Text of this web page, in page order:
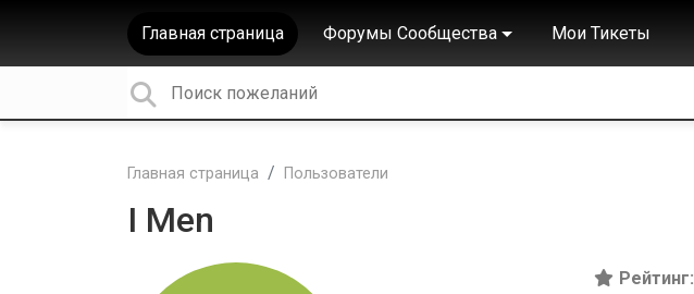
Главная страница Форумы Сообщества Мои Тикеты
Главная страница Пользователи
I Men
Рейтинг: